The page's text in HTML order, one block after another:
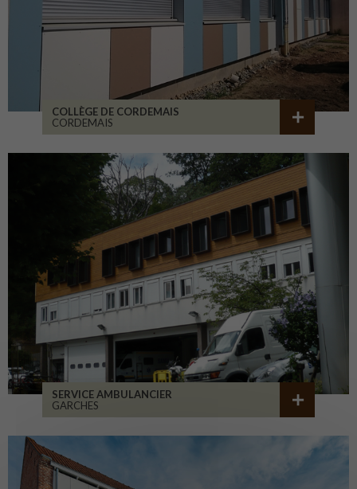
COLLÈGE DE CORDEMAIS
CORDEMAIS
SERVICE AMBULANCIER
GARCHES